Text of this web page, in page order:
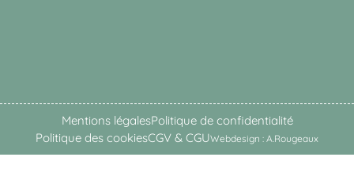
Mentions légalesPolitique de confidentialité
Politique des cookiesCGV & CGUWebdesign : A.Rougeaux